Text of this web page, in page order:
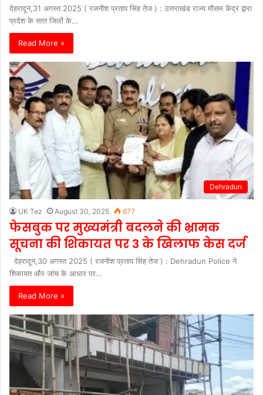
देहरादून,31 अगस्त 2025 ( रजनीश प्रताप सिंह तेज ) : उत्तराखंड राज्य मौसम केंद्र द्वारा
प्रदेश के सात जिलों के…
Read More »
Dehradun
UK Tez August 30, 2025 677
फेसबुक पर मुख्यमंत्री बदलने की भ्रामक
सूचना की शिकायत पर 3 के खिलाफ केस दर्ज
देहरादून,30 अगस्त 2025 ( रजनीश प्रताप सिंह तेज ) : Dehradun Police ने
शिकायत और जांच के आधार पर…
Read More »